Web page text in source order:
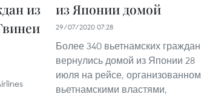
из
из Японии домой
29/07/2020 07:28
Более 340 вьетнамских граждан
вернулись домой из Японии 28
июля на рейсе, организованном
вьетнамскими властями,